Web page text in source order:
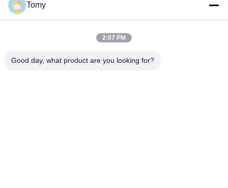
Carreaux de mosaïque en verre intérieur transparent à corps
entier pour la cuisine
Belle mosaïque en verre intérieur transparent à corps entier
Tomy
2:07 PM
Good day, what product are you looking for?